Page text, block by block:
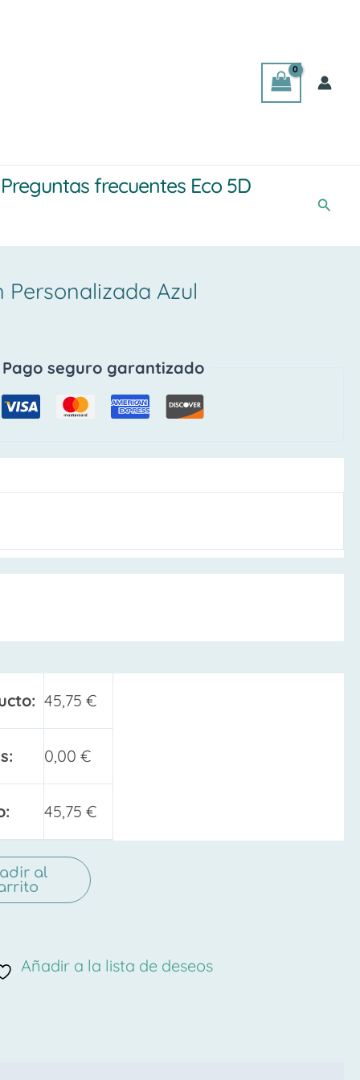
Preguntas frecuentes Eco 5D
Azul
Pago seguro garantizado
45,75€
0,00€
45,75€
al
Añadir a la lista de deseos